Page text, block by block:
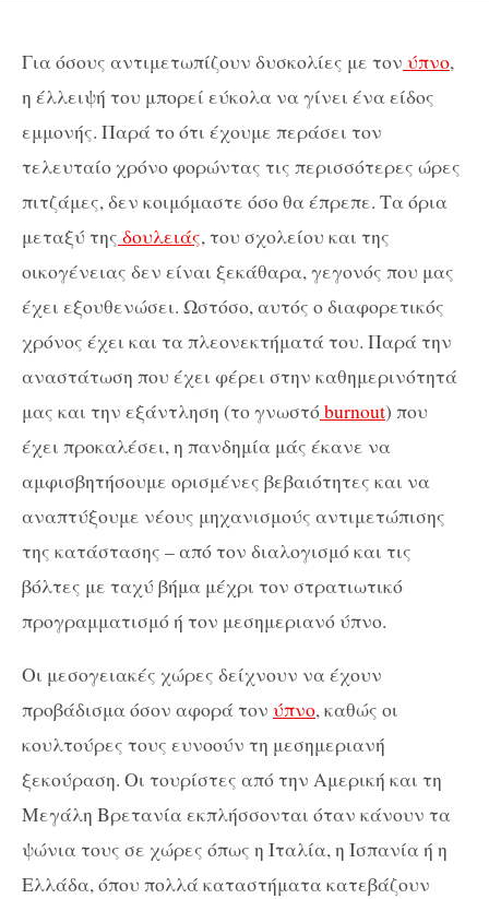
Για όσους αντιμετωπίζουν δυσκολίες με τον ύπνο,
η έλλειψή του μπορεί εύκολα να γίνει ένα είδος
εμμονής. Παρά το ότι έχουμε περάσει τον
τελευταίο χρόνο φορώντας τις περισσότερες ώρες
πιτζάμες, δεν κοιμόμαστε όσο θα έπρεπε. Τα όρια
μεταξύ της δουλειάς, του σχολείου και της
οικογένειας δεν είναι ξεκάθαρα, γεγονός που μας
έχει εξουθενώσει. Ωστόσο, αυτός ο διαφορετικός
χρόνος έχει και τα πλεονεκτήματά του. Παρά την
αναστάτωση που έχει φέρει στην καθημερινότητά
μας και την εξάντληση (το γνωστόburnout) που
έχει προκαλέσει, η πανδημία μάς έκανε να
αμφισβητήσουμε ορισμένες βεβαιότητες και να
αναπτύξουμε νέους μηχανισμούς αντιμετώπισης
της κατάστασης – από τον διαλογισμό και τις
βόλτες με ταχύ βήμα μέχρι τον στρατιωτικό
προγραμματισμό ή τον μεσημεριανό ύπνο.
Οι μεσογειακές χώρες δείχνουν να έχουν
προβάδισμα όσον αφορά τον ύπνο, καθώς οι
κουλτούρες τους ευνοούν τη μεσημεριανή
ξεκούραση. Οι τουρίστες από την Αμερική και τη
Μεγάλη Βρετανία εκπλήσσονται όταν κάνουν τα
ψώνια τους σε χώρες όπως η Ιταλία, η Ισπανία ή η
Ελλάδα, όπου πολλά καταστήματα κατεβάζουν